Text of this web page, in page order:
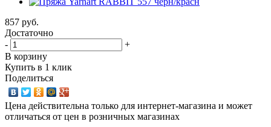
857 руб.
Достаточно
-
+
В корзину
Купить в 1 клик
Поделиться
Цена действительна только для интернет-магазина и может
отличаться от цен в розничных магазинах